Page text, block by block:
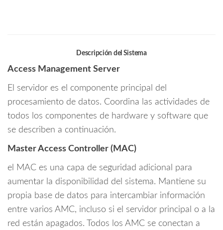
Descripción del Sistema
Access Management Server
El servidor es el componente principal del
procesamiento de datos. Coordina las actividades de
todos los componentes de hardware y software que
se describen a continuación.
Master Access Controller (MAC)
el MAC es una capa de seguridad adicional para
aumentar la disponibilidad del sistema. Mantiene su
propia base de datos para intercambiar información
entre varios AMC, incluso si el servidor principal o a la
red están apagados. Todos los AMC se conectan a